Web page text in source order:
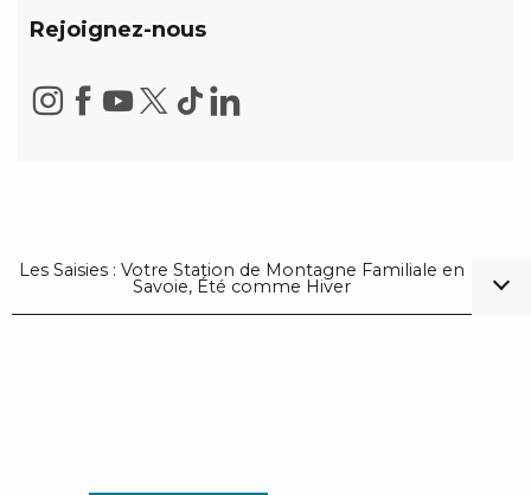
Rejoignez-nous
Les Saisies : Votre Station de Montagne Familiale en
Savoie, Été comme Hiver